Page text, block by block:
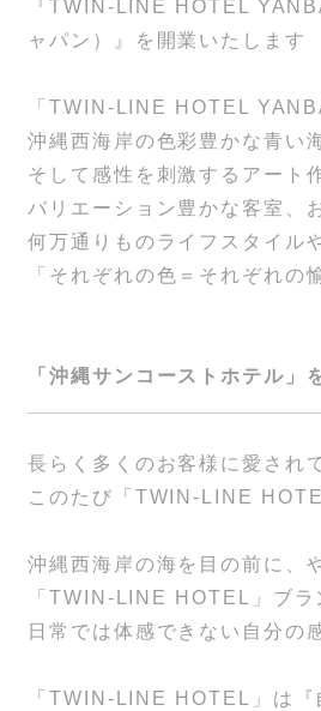
『TWIN-LINE HOTEL
ャパン）』を開業いたします
「TWIN-LINE HOTEL
沖縄西海岸の色彩豊かな青い
そして感性を刺激するアート
バリエーション豊かな客室、
何万通りものライフスタイル
「それぞれの色＝それぞれの
「沖縄サンコーストホテル
長らく多くのお客様に愛され
このたび「TWIN-LINE
沖縄西海岸の海を目の前に、
「TWIN-LINE HOTEL」ブラ
日常では体感できない自分の
「TWIN-LINE HOTEL」は『